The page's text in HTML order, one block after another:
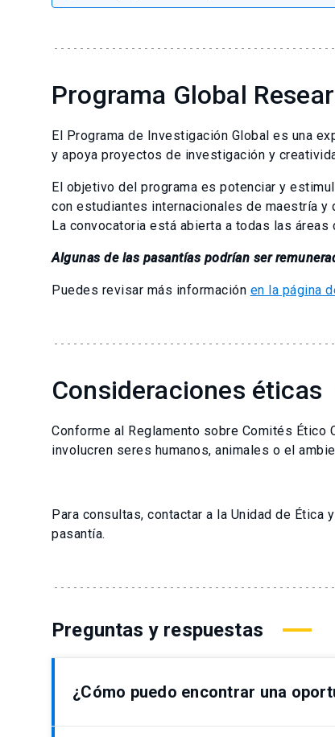
Programa Global
El Programa de Investigación Global es una
y apoya proyectos de investigación y
El objetivo del programa es potenciar y
con estudiantes internacionales de maestría
La convocatoria está abierta a todas las
Algunas de las pasantías podrían ser
Puedes revisar más información en la página
Consideraciones éticas
Conforme al Reglamento sobre Comités
involucren seres humanos, animales o el
Para consultas, contactar a la Unidad de Ética
pasantía.
Preguntas y respuestas
¿Cómo puedo encontrar una